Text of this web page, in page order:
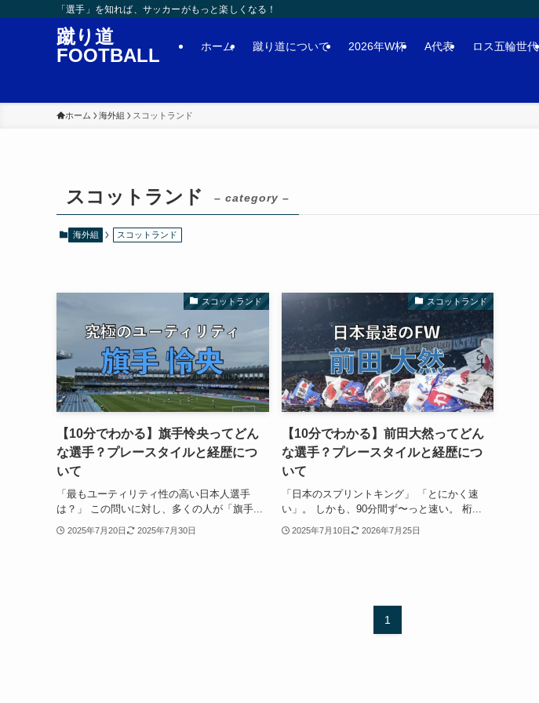
「選手」を知れば、サッカーがもっと楽しくなる！
蹴り道
FOOTBALL
ホーム 蹴り道について 2026年W杯 A代表 ロス五輪世代
ホーム 海外組 スコットランド
スコットランド – category –
海外組 スコットランド
スコットランド
【10分でわかる】旗手怜央ってどん
な選手？プレースタイルと経歴につ
いて
「最もユーティリティ性の高い日本人選手
は？」 この問いに対し、多くの人が「旗手...
2025年7月20日 2025年7月30日
スコットランド
【10分でわかる】前田大然ってどん
な選手？プレースタイルと経歴につ
いて
「日本のスプリントキング」 「とにかく速
い」。 しかも、90分間ず〜っと速い。 桁...
2025年7月10日 2026年7月25日
1